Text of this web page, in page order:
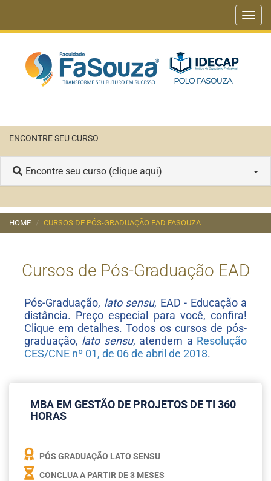
ENCONTRE SEU CURSO
Encontre seu curso (clique aqui)
HOME CURSOS DE PÓS-GRADUAÇÃO EAD FASOUZA
Cursos de Pós-Graduação EAD
Pós-Graduação, lato sensu, EAD - Educação a
distância. Preço especial para você, confira!
Clique em detalhes. Todos os cursos de pós-
graduação, lato sensu, atendem a Resolução
CES/CNE nº 01, de 06 de abril de 2018.
MBA EM GESTÃO DE PROJETOS DE TI 360
HORAS
PÓS GRADUAÇÃO LATO SENSU
CONCLUA A PARTIR DE3 MESES